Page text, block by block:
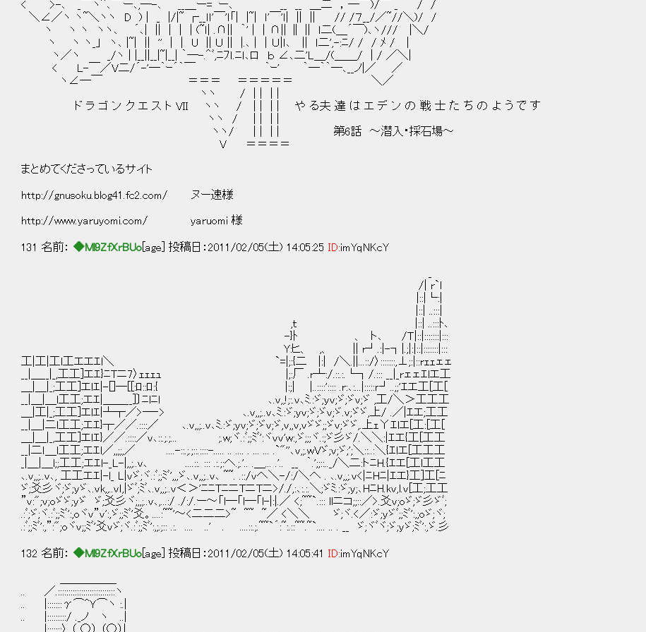
< >-､ _￣ヽ＾､￣ー､,―-､ __＿ー=｀ー､ __ __ ＿二 ，―￣)/￣ _ / /
＼∠／ヽ ヽ~＼ヽヽ D ) | _ |/|~ ┌__ｌｌ'￣'ｌ「| |~| ｌ'￣'ｌ| || || // /７__/／~//＼)/ /
ヽ ヽ ヽ ヽヽ､ ´､| || | | | (~ｌ| .∩|| ｀' | ｜∩|| ∥ || ｌ二(＿´￣)､ヽ/// |＼/
ヽ ヽ ヽ_」 ヽ､ |~| || '' | | U || Ｕ || |.､ | ｜Ｕ|ｌ､ || ｌ二',-:ﾆ/ / / ﾒ / |
ヽ／ヽ _/ヽ | |__||__|~|__| ｀―-.＾ﾞ,ﾆﾌｌ.ﾆｌ､ロ ｂ ∠､二'L＿/(＿＿/ | / ／＼|
< L-￣／V二/´-'―｀ｰ´｀￣ ｀ｰ' ｀―｀｀―､__ノ|／ ／
ヽ∠―￣ ＝＝＝ ＝＝＝＝＝ ＼／
ヽヽ / | | | |
ド ラ ゴ ン ク エ ス ト VII ヽヽ / | | | | や る夫 達 は エ デ ン の 戦 士 た ち の よ う で す
ヽヽ / | | | |
ヽヽ/ | | | | 第6話 ～潜入・採石場～
V ＝＝＝＝
まとめてくださっているサイト
http://gnusoku.blog41.fc2.com/ ヌー速様
http://www.yaruyomi.com/ yaruomi 様
131 名前： ◆Ml9ZfXrBUo [age] 投稿日：2011/02/05(土) 14:05:25 ID:imYqNKcY
/| r`l
|::|└:|
|::| ..:::|
,ｔ |::| ..:::ﾄ､
-}ﾄ 、 ト､ /Ｔ|::|:::::::|:::
Y:ヒ、 ,、 || r┘.:|-┐|.;|:|::|:::::::|:::
工|工|工l工エエｴl＼ `=|;:{二 |:| /＼.||...::/〉:::::::,⊥;:|::rｪｪェェ
__|＿__|_,工工]エｴ}ﾆTニ7〉ｪｪｪｭ |;:厂 .r┴:/.::.:.└┐/.::: __|_rェェｴlエ工
＿|＿|_;工工]エlｴ|-[]─[[:ﾛ::ﾛ:{ |:;| |..::::':::: .r:､:...|:::::ｒ┘..;;'ｴエ工[工[
__|＿|＿l工工;エｴ|＿＿__]〕ﾆlﾆl ､.v,,!;:.v､ﾐ.:ゞ;yv;ゞ;ゞv;ゞ ,工/＼＞工工工
＿|工|_;工工]エlｴ|┴┬／>─‐> ､.v,,;..v､ﾐ.:ゞ;yv;ゞ;ゞv;ゞ.v;ゞゞ,上/ .／|ｴエ;工工
__|＿|二l工工;エｴ}┬／／.::::／ ､.v,,;..v､ﾐ.:ゞ;yv;ゞ;ゞv;ゞ,v,,v,vゞゞ;;ゞv;ゞゞ,.上ｪΥｴlエ[工:[工[
＿|＿|_,工工]エlｴ}／／.::::／v､::.;.;... ;.w;ヾ.:ﾞ;;ﾐﾞ':ヾvv'w:,ゞ;;;ヾ.:;ゞ彡ゞ/.＼＼:|ｴエ{工[工工
__|二ｌ＿l工工;エｴl／,,;;,／ ....-::.;.;::.::::-..... .. .... . ... ... .`"''､v,;.wVゞ;v;ゞ;';＼::..:＼{ｴlエ[工工工
_|＿|＿l;;工工;エｴl-_L-|,,;..v､ ....::. ::: .:.;:へ.;.'.. .＿... .'.. __ ｀.';;::.._/＼二:トﾆH.{ｴエ[工l工工
､.v,,;..v､, 工工エｴ|-l_ L|vゞ;ヾ.:ﾞ;;ﾐﾞ',,,ゞ､.v,,;..v､ ~~. .::/vへ＼-/:/＼へ . ､.v,,;.v<|ﾆHﾆ|ｴエ}工]工[ﾆ
ゞ;爻彡ヾ;ゞ;yゞ､.vk,,..vｌ,|ゞﾞ;ﾐﾞ､.v,,;..v＜＞'ﾆﾆTﾆニTニTニ>/./,:､:.:.＼;ゞﾐ.:ゞ;y;､HﾆH.kv,l.v[工;工工
”v:";v;oゞゞ;yゞ ゞ;爻彡ヾ;,,;..v､,...:/ ./:/.ー～「l─「l─「l-|:|.／ <;~~`.::: llニコ;;::／>.爻v;oゞ;ゞ彡ゞﾞ;
.:ﾞ;ゞ;ヾ.:ﾞ;;ﾐﾞ':,oヾv”v':,ゞ;;ﾐﾞ'爻。....:~~'～<二二二>~ ~~ ~／ <＼＼ ゞ;ヾ.<／:ゞ;yゞﾞ;;ﾐﾞ':,;oゞ;ヾ;
.:ﾞ;;ﾐﾞ':,”:";oヾv;;ﾐﾞ'爻vゞ;ヾ.:ﾞ;;ﾐﾞ':,;.;:: .:. .... ..' . ....::.;.~~`´:~:.::~~.~`.... .. . __ ゞ;ヾﾞヾ;ゞ;yゞ;ﾐﾞ':,ゞ.彡
132 名前： ◆Ml9ZfXrBUo [age] 投稿日：2011/02/05(土) 14:05:41 ID:imYqNKcY
.. ／.:::::::::::::::::::::::::::ヽ
.. |:::::::γ⌒^Ｙ⌒ヽ :.|
.. |:::::::::/ ._ノ ヽ ..|